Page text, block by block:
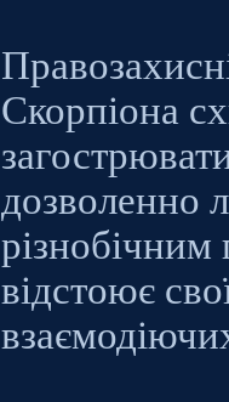
Скорпіона
дозволенно
відстоює